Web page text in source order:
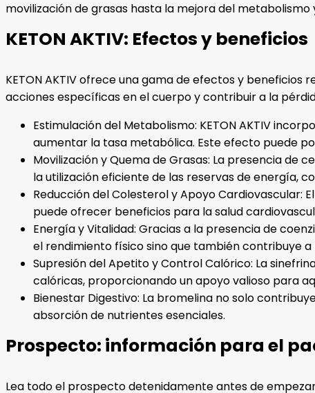
movilización de grasas hasta la mejora del
KETON AKTIV: Efectos y beneficios
KETON AKTIV ofrece una gama de efectos y
acciones específicas en el cuerpo y contribuir a la
Estimulación del Metabolismo: KETON AKTIV
aumentar la tasa metabólica. Este efecto puede
Movilización y Quema de Grasas: La presencia de
la utilización eficiente de las reservas de energía,
Reducción del Colesterol y Apoyo Cardiovascular:
puede ofrecer beneficios para la salud
Energía y Vitalidad: Gracias a la presencia de
el rendimiento físico sino que también contribuye
Supresión del Apetito y Control Calórico: La
calóricas, proporcionando un apoyo valioso para
Bienestar Digestivo: La bromelina no solo
absorción de nutrientes esenciales.
Prospecto: información para el
Lea todo el prospecto detenidamente antes de